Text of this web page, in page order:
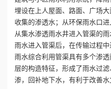
埋设在上人屋面、路面、广场
收集的渗透水；从环保雨水口
从集水渗透雨水井进入管渠的
雨水进入管渠后，在传输过程中
雨水综合利用管渠具有多个渗
层的构造特征，形成了雨水过
渗，回补地下水，有利于改善水